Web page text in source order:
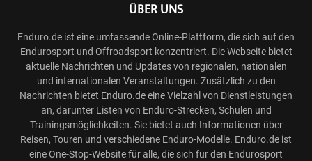
ÜBER UNS
Enduro.de ist eine umfassende Online-Plattform, die sich auf den
Endurosport und Offroadsport konzentriert. Die Webseite bietet
aktuelle Nachrichten und Updates von regionalen, nationalen
und internationalen Veranstaltungen. Zusätzlich zu den
Nachrichten bietet Enduro.de eine Vielzahl von Dienstleistungen
an, darunter Listen von Enduro-Strecken, Schulen und
Trainingsmöglichkeiten. Sie bietet auch Informationen über
Reisen, Touren und verschiedene Enduro-Modelle. Enduro.de ist
eine One-Stop-Website für alle, die sich für den Endurosport